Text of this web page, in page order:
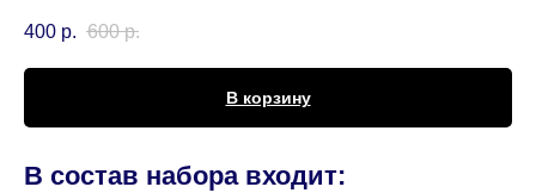
400 р. 600 р.
В корзину
В состав набора входит: